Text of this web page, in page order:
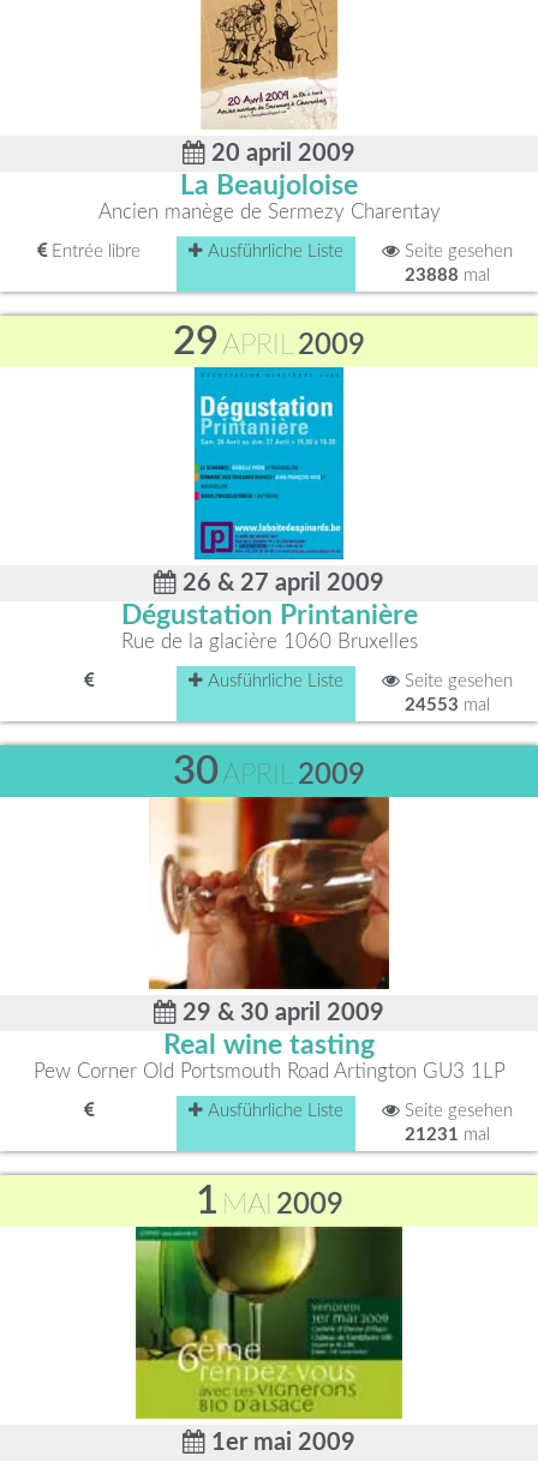
20 april 2009
La Beaujoloise
Ancien manège de Sermezy Charentay
Entrée libre Ausführliche Liste
Seite gesehen
23888 mal
29APRIL2009
26 & 27 april 2009
Dégustation Printanière
Rue de la glacière 1060 Bruxelles
Ausführliche Liste
Seite gesehen
24553 mal
30APRIL 2009
29 & 30 april 2009
Real wine tasting
Pew Corner Old Portsmouth Road Artington GU3 1LP
Ausführliche Liste
Seite gesehen
21231 mal
1 MAI 2009
1er mai 2009